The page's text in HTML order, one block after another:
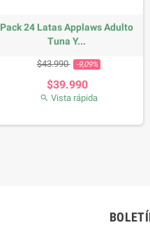
Pack 24 Latas Applaws Adulto
Tuna Y...
Precio base
$43.990 -9,09% Precio
$39.990
 Vista rápida